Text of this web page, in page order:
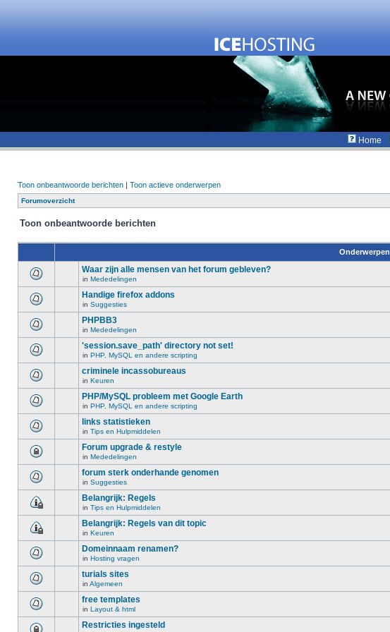
Home
Toon onbeantwoorde berichten | Toon actieve onderwerpen
Forumoverzicht
Toon onbeantwoorde berichten
Onderwerpen
Waar zijn alle mensen van het forum gebleven?
in Mededelingen
Handige firefox addons
in Suggesties
PHPBB3
in Mededelingen
'session.save_path' directory not set!
in PHP, MySQL en andere scripting
criminele incassobureaus
in Keuren
PHP/MySQL probleem met Google Earth
in PHP, MySQL en andere scripting
links statistieken
in Tips en Hulpmiddelen
Forum upgrade & restyle
in Mededelingen
forum sterk onderhande genomen
in Suggesties
Belangrijk: Regels
in Tips en Hulpmiddelen
Belangrijk: Regels van dit topic
in Keuren
Domeinnaam renamen?
in Hosting vragen
turials sites
in Algemeen
free templates
in Layout & html
Restricties ingesteld